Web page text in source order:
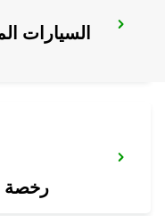
السيارات
رخصة